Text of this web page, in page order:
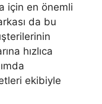
için en önemli
da bu
hızlıca
ekibiyle